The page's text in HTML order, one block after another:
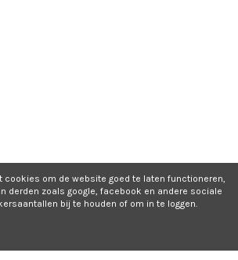
cookies om de website goed te laten functioneren,
derden zoals google, facebook en andere sociale
bij te houden of om in te loggen.